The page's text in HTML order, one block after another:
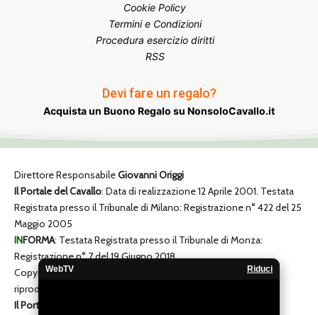
Cookie Policy
Termini e Condizioni
Procedura esercizio diritti
RSS
Devi fare un regalo?
Acquista un Buono Regalo su NonsoloCavallo.it
Direttore ResponsabileGiovanni Origgi
Il Portale del Cavallo: Data di realizzazione 12 Aprile 2001. Testata
Registrata presso il Tribunale di Milano: Registrazione n° 422 del 25
Maggio 2005
INFORMA: Testata Registrata presso il Tribunale di Monza:
Registrazione n° 7 del 19 Giugno 2018
Copyright © 2001-2026 • Tutti i diritti riservati, vietata la
riproduzione anche parziale di tutti i contenuti.
Il Portale del Cavallo
WebTV Riduci